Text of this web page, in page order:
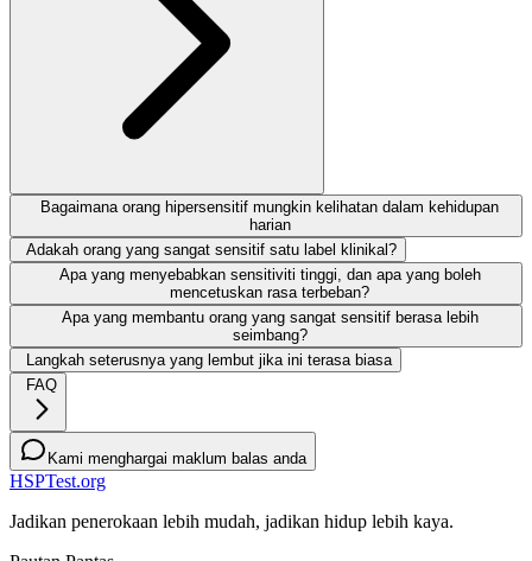
Bagaimana orang hipersensitif mungkin kelihatan dalam kehidupan
harian
Adakah orang yang sangat sensitif satu label klinikal?
Apa yang menyebabkan sensitiviti tinggi, dan apa yang boleh
mencetuskan rasa terbeban?
Apa yang membantu orang yang sangat sensitif berasa lebih
seimbang?
Langkah seterusnya yang lembut jika ini terasa biasa
FAQ
Kami menghargai maklum balas anda
HSPTest.org
Jadikan penerokaan lebih mudah, jadikan hidup lebih kaya.